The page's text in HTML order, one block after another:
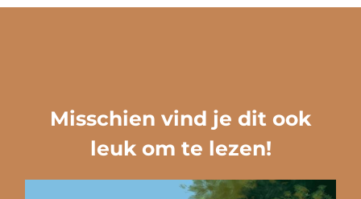
Misschien vind je dit ook
leuk om te lezen!